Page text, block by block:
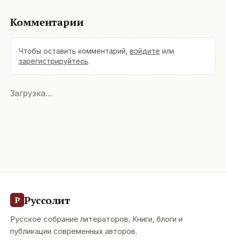
Комментарии
Чтобы оставить комментарий, войдите или
зарегистрируйтесь.
Загрузка…
Р Руссолит
Русское собрание литераторов. Книги, блоги и
публикации современных авторов.